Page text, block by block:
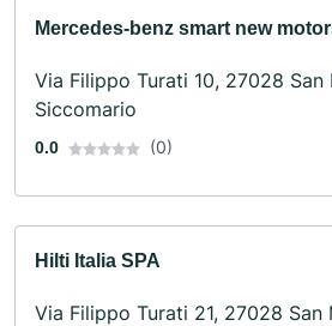
Mercedes-benz smart new
Via Filippo Turati 10, 27028 San
Siccomario
0.0 (0)
Hilti Italia SPA
Via Filippo Turati 21, 27028 San